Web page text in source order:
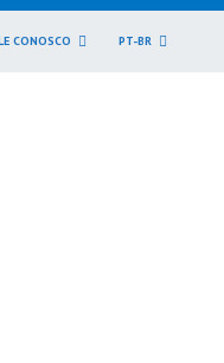
CONOSCO PT-BR